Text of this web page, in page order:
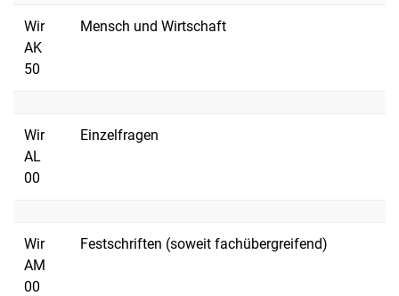
Wir
AK
50
Mensch und Wirtschaft
Wir
AL
00
Einzelfragen
Wir
AM
00
Festschriften (soweit fachübergreifend)